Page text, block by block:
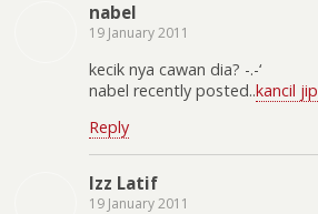
nabel
19 January 2011
kecik nya cawan dia? -.-‘
nabel recently posted..kancil jip
Reply
Izz Latif
19 January 2011